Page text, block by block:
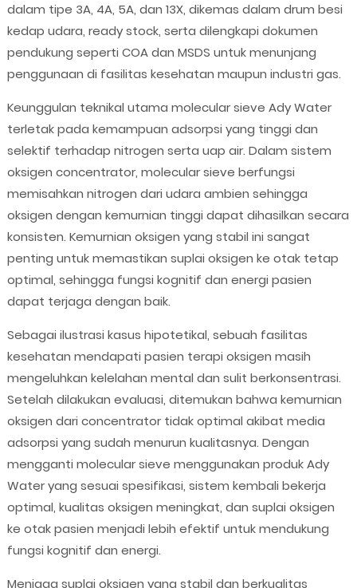
dalam tipe 3A, 4A, 5A, dan 13X, dikemas dalam drum besi
kedap udara, ready stock, serta dilengkapi dokumen
pendukung seperti COA dan MSDS untuk menunjang
penggunaan di fasilitas kesehatan maupun industri gas.
Keunggulan teknikal utama molecular sieve Ady Water
terletak pada kemampuan adsorpsi yang tinggi dan
selektif terhadap nitrogen serta uap air. Dalam sistem
oksigen concentrator, molecular sieve berfungsi
memisahkan nitrogen dari udara ambien sehingga
oksigen dengan kemurnian tinggi dapat dihasilkan secara
konsisten. Kemurnian oksigen yang stabil ini sangat
penting untuk memastikan suplai oksigen ke otak tetap
optimal, sehingga fungsi kognitif dan energi pasien
dapat terjaga dengan baik.
Sebagai ilustrasi kasus hipotetikal, sebuah fasilitas
kesehatan mendapati pasien terapi oksigen masih
mengeluhkan kelelahan mental dan sulit berkonsentrasi.
Setelah dilakukan evaluasi, ditemukan bahwa kemurnian
oksigen dari concentrator tidak optimal akibat media
adsorpsi yang sudah menurun kualitasnya. Dengan
mengganti molecular sieve menggunakan produk Ady
Water yang sesuai spesifikasi, sistem kembali bekerja
optimal, kualitas oksigen meningkat, dan suplai oksigen
ke otak pasien menjadi lebih efektif untuk mendukung
fungsi kognitif dan energi.
Menjaga suplai oksigen yang stabil dan berkualitas